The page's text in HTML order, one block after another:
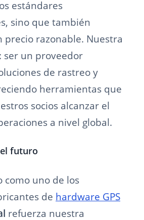
estándares
sino que también
precio razonable. Nuestra
ser un proveedor
de rastreo y
herramientas que
socios alcanzar el
a nivel global.
futuro
como uno de los
de hardware GPS
refuerza nuestra